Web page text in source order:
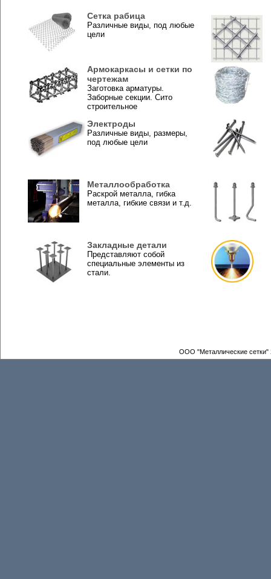
Сетка рабица
Различные виды, под любые
цели
Армокаркасы и сетки по
чертежам
Заготовка арматуры.
Заборные секции. Сито
строительное
Электроды
Различные виды, размеры,
под любые цели
Металлообработка
Раскрой металла, гибка
металла, гибкие связи и т.д.
Закладные детали
Представляют собой
специальные элементы из
стали.
ООО "Металлические